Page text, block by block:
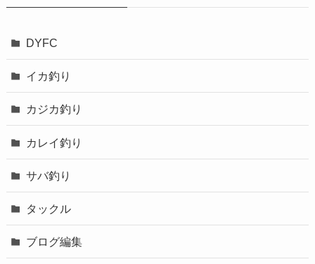
DYFC
イカ釣り
カジカ釣り
カレイ釣り
サバ釣り
タックル
ブログ編集